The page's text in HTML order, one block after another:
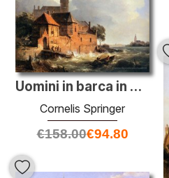
Uomini in barca in mare mosso
Cornelis Springer
€158.00€94.80